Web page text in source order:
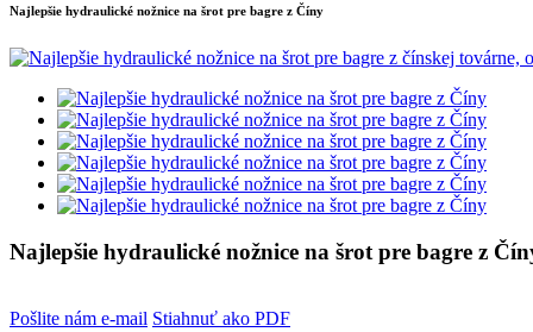
Najlepšie hydraulické nožnice na šrot pre bagre z Číny
Najlepšie hydraulické nožnice na šrot pre bagre z
Pošlite nám e-mail Stiahnuť ako PDF